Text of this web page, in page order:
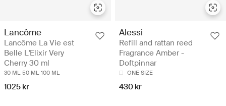
Lancôme
Lancôme La Vie est
Belle L'Elixir Very
Cherry 30 ml
30 ML 50 ML 100 ML
1025 kr
Alessi
Refill and rattan reed
Fragrance Amber -
Doftpinnar
ONE SIZE
430 kr